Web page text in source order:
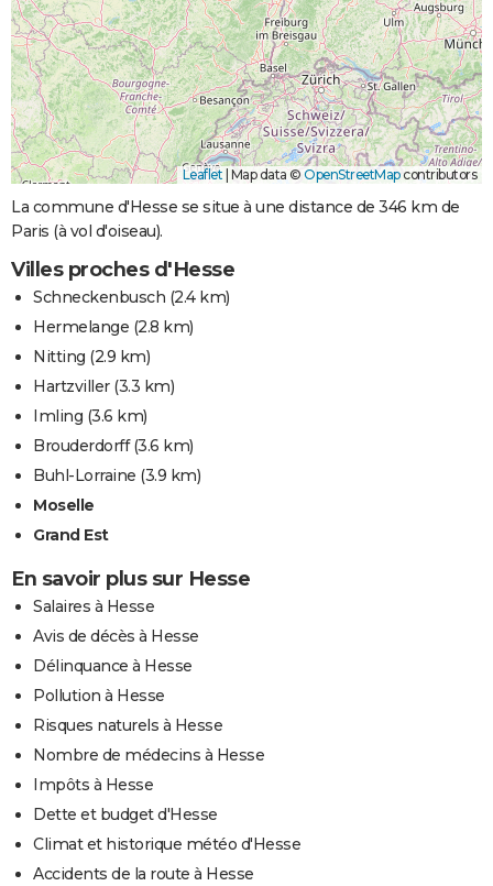
Leaflet Map data © OpenStreetMapcontributors
La commune d'Hesse se situe à une distance de 346 km de
Paris (à vol d'oiseau).
Villes proches d'Hesse
Schneckenbusch (2.4 km)
Hermelange (2.8 km)
Nitting (2.9 km)
Hartzviller(3.3 km)
Imling (3.6 km)
Brouderdorff(3.6 km)
Buhl-Lorraine (3.9 km)
Moselle
Grand Est
En savoir plus sur Hesse
Salaires à Hesse
Avis de décès à Hesse
Délinquance à Hesse
Pollution à Hesse
Risques naturels à Hesse
Nombre de médecins à Hesse
Impôts à Hesse
Dette et budget d'Hesse
Climat et historique météo d'Hesse
Accidents de la route à Hesse